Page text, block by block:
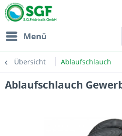
Menü
Übersicht Ablaufschlauch
Ablaufschlauch